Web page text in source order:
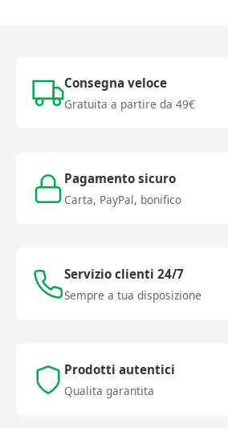
Consegna veloce
Gratuita a partire da 49€
Pagamento sicuro
Carta, PayPal, bonifico
Servizio clienti 24/7
Sempre a tua disposizione
Prodotti autentici
Qualita garantita